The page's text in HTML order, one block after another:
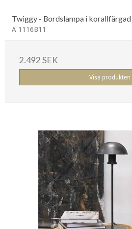
Twiggy - Bordslampa i
A 1116B11
2.492 SEK
Visa produkten